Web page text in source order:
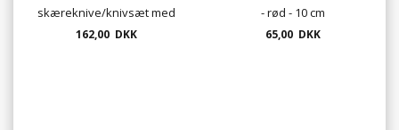
skæreknive/knivsæt med
6 knive
162,00 DKK
- rød - 10 cm
65,00 DKK